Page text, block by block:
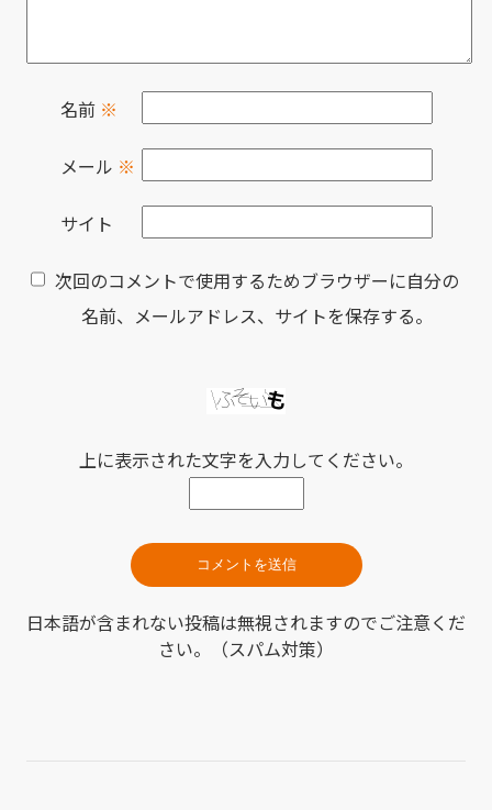
名前 ※
メール ※
サイト
次回のコメントで使用するためブラウザーに自分の
名前、メールアドレス、サイトを保存する。
上に表示された文字を入力してください。
日本語が含まれない投稿は無視されますのでご注意くだ
さい。（スパム対策）